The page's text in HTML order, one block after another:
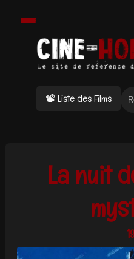
📽 Liste des Films
La nuit